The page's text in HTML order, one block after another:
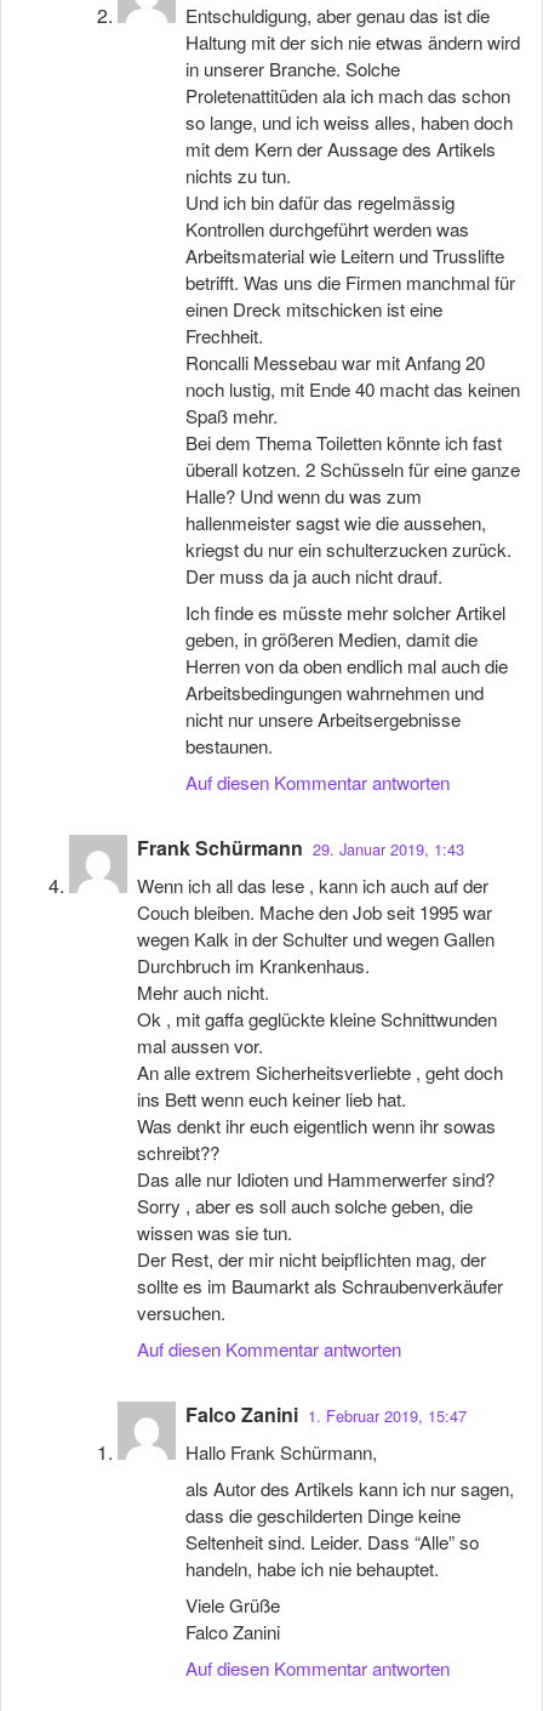
Entschuldigung, aber genau das ist die
Haltung mit der sich nie etwas ändern wird
in unserer Branche. Solche
Proletenattitüden ala ich mach das schon
so lange, und ich weiss alles, haben doch
mit dem Kern der Aussage des Artikels
nichts zu tun.
Und ich bin dafür das regelmässig
Kontrollen durchgeführt werden was
Arbeitsmaterial wie Leitern und Trusslifte
betrifft. Was uns die Firmen manchmal für
einen Dreck mitschicken ist eine
Frechheit.
Roncalli Messebau war mit Anfang 20
noch lustig, mit Ende 40 macht das keinen
Spaß mehr.
Bei dem Thema Toiletten könnte ich fast
überall kotzen. 2 Schüsseln für eine ganze
Halle? Und wenn du was zum
hallenmeister sagst wie die aussehen,
kriegst du nur ein schulterzucken zurück.
Der muss da ja auch nicht drauf.
Ich finde es müsste mehr solcher Artikel
geben, in größeren Medien, damit die
Herren von da oben endlich mal auch die
Arbeitsbedingungen wahrnehmen und
nicht nur unsere Arbeitsergebnisse
bestaunen.
Auf diesen Kommentar antworten
Frank Schürmann 29. Januar 2019, 1:43
Wenn ich all das lese , kann ich auch auf der
Couch bleiben. Mache den Job seit 1995 war
wegen Kalk in der Schulter und wegen Gallen
Durchbruch im Krankenhaus.
Mehr auch nicht.
Ok , mit gaffa geglückte kleine Schnittwunden
mal aussen vor.
An alle extrem Sicherheitsverliebte , geht doch
ins Bett wenn euch keiner lieb hat.
Was denkt ihr euch eigentlich wenn ihr sowas
schreibt??
Das alle nur Idioten und Hammerwerfer sind?
Sorry , aber es soll auch solche geben, die
wissen was sie tun.
Der Rest, der mir nicht beipflichten mag, der
sollte es im Baumarkt als Schraubenverkäufer
versuchen.
Auf diesen Kommentar antworten
Falco Zanini 1. Februar 2019, 15:47
Hallo Frank Schürmann,
als Autor des Artikels kann ich nur sagen,
dass die geschilderten Dinge keine
Seltenheit sind. Leider. Dass “Alle” so
handeln, habe ich nie behauptet.
Viele Grüße
Falco Zanini
Auf diesen Kommentar antworten